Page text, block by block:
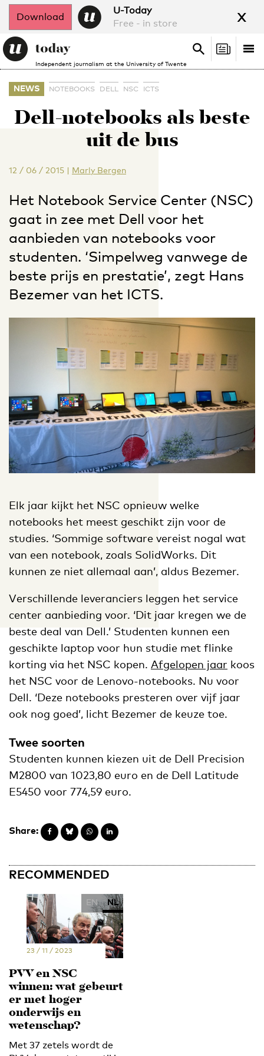
Download
U-Today
Free - in store
x
Independent journalism at the University of Twente
Search
Search
NEWS NOTEBOOKS DELL NSC ICTS
Dell-notebooks als beste
uit de bus
12 / 06 / 2015 | Marly Bergen
Het Notebook Service Center (NSC)
gaat in zee met Dell voor het
aanbieden van notebooks voor
studenten. ‘Simpelweg vanwege de
beste prijs en prestatie’, zegt Hans
Bezemer van het ICTS.
Elk jaar kijkt het NSC opnieuw welke
notebooks het meest geschikt zijn voor de
studies. ‘Sommige software vereist nogal wat
van een notebook, zoals SolidWorks. Dit
kunnen ze niet allemaal aan’, aldus Bezemer.
Verschillende leveranciers leggen het service
center aanbieding voor. ‘Dit jaar kregen we de
beste deal van Dell.’ Studenten kunnen een
geschikte laptop voor hun studie met flinke
korting via het NSC kopen. Afgelopen jaar koos
het NSC voor de Lenovo-notebooks. Nu voor
Dell. ‘Deze notebooks presteren over vijf jaar
ook nog goed’, licht Bezemer de keuze toe.
Twee soorten
Studenten kunnen kiezen uit de Dell Precision
M2800 van 1023,80 euro en de Dell Latitude
E5450 voor 774,59 euro.
Share:
RECOMMENDED
EN NL
23 / 11 / 2023
PVV en NSC
winnen: wat gebeurt
er met hoger
onderwijs en
wetenschap?
Met 37 zetels wordt de